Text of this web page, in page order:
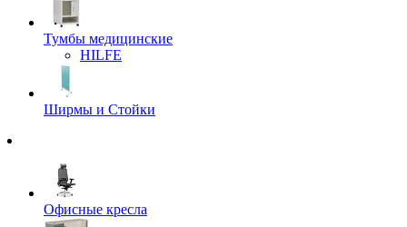
Тумбы медицинские
HILFE
Ширмы и Стойки
Офисные кресла